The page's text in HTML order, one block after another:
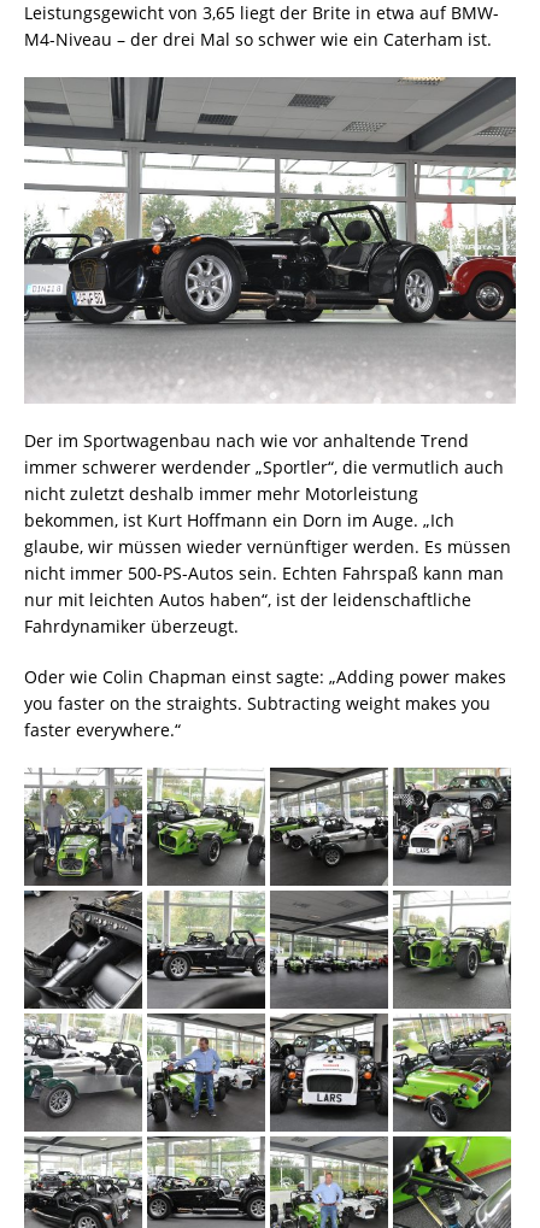
Leistungsgewicht von 3,65 liegt der Brite in etwa auf BMW-
M4-Niveau – der drei Mal so schwer wie ein Caterham ist.
Der im Sportwagenbau nach wie vor anhaltende Trend
immer schwerer werdender „Sportler“, die vermutlich auch
nicht zuletzt deshalb immer mehr Motorleistung
bekommen, ist Kurt Hoffmann ein Dorn im Auge. „Ich
glaube, wir müssen wieder vernünftiger werden. Es müssen
nicht immer 500-PS-Autos sein. Echten Fahrspaß kann man
nur mit leichten Autos haben“, ist der leidenschaftliche
Fahrdynamiker überzeugt.
Oder wie Colin Chapman einst sagte: „Adding power makes
you faster on the straights. Subtracting weight makes you
faster everywhere.“